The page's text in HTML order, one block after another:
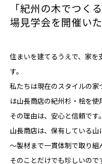
「紀州の木でつく
場見学会を開催いた
住まいを建てるうえで、家
す。
私たちは現在のスタイルの
は山長商店の紀州杉・桧を使
その理由は、安心と信頼です。
山長商店は、保有している
～製材まで一貫体制で取り組
そのことだけでも珍しいの